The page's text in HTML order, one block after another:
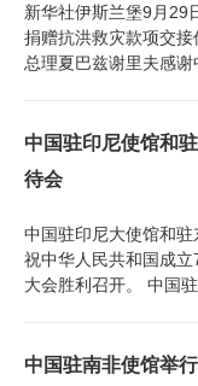
新华社伊斯兰堡9月29
捐赠抗洪救灾款项交
总理夏巴兹谢里夫感
中国驻印尼使馆和
待会
中国驻印尼大使馆和
祝中华人民共和国成
大会胜利召开。 中国
中国驻南非使馆举